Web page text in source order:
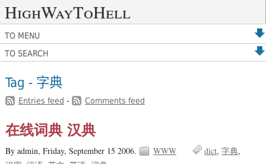
HighWayToHell
TO MENU
TO SEARCH
Tag - 字典
Entries feed - Comments feed
在线词典 汉典
By admin, Friday, September 15 2006. WWW dict 字典